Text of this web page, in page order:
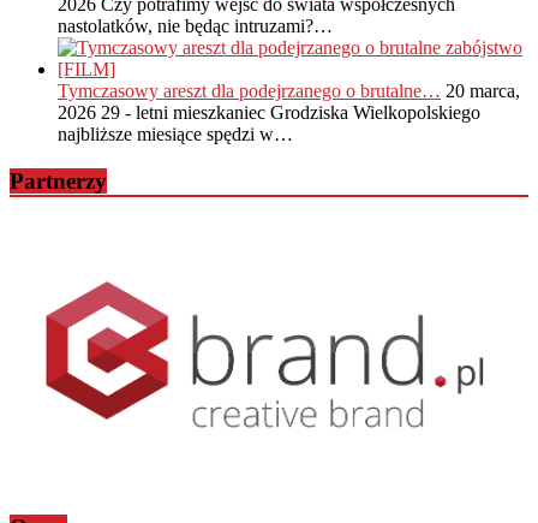
2026 Czy potrafimy wejść do świata współczesnych
nastolatków, nie będąc intruzami?…
Tymczasowy areszt dla podejrzanego o brutalne… 20 marca,
2026 29 - letni mieszkaniec Grodziska Wielkopolskiego
najbliższe miesiące spędzi w…
Partnerzy